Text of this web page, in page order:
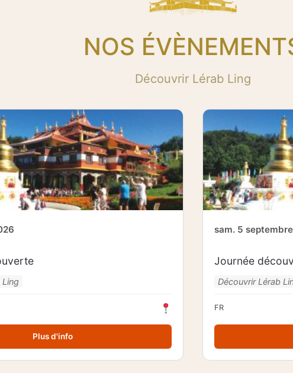
NOS
Découvrir Lérab Ling
Ling
Plus d'info
sam. 5
Journée
Découvrir Lérab
FR